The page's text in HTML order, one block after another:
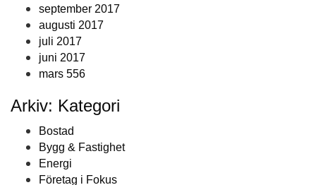
september 2017
augusti 2017
juli 2017
juni 2017
mars 556
Arkiv: Kategori
Bostad
Bygg & Fastighet
Energi
Företag i Fokus